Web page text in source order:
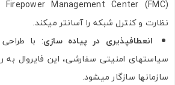
نظارت و کنترل شبکه را آسانتر میکند.
انعطافپذیری در پیاده‌ سازی: با طراحی
سیاستهای امنیتی سفارشی، این فایروال به
سازمانها سازگار میشود.